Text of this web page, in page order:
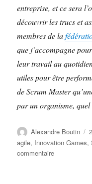
entreprise, et ce sera
découvrir les trucs et
membres de la
que j’accompagne
leur travail au
utiles pour être
de Scrum Master
par un organisme,
Auteur
Alexandre Boutin
agile, Innovation Games,
commentairesur